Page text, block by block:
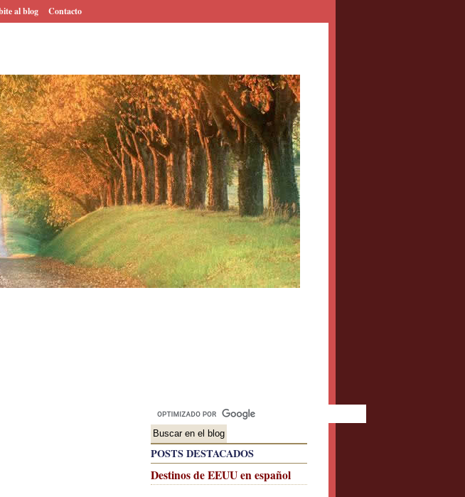
al blog Contacto
POSTS DESTACADOS
Destinos de EEUU en español